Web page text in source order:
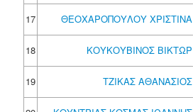
17
ΘΕΟΧΑΡΟΠΟΥΛΟΥ ΧΡΙΣΤΙΝΑ
18
ΚΟΥΚΟΥΒΙΝΟΣ ΒΙΚΤΩΡ
19
ΤΖΙΚΑΣ ΑΘΑΝΑΣΙΟΣ